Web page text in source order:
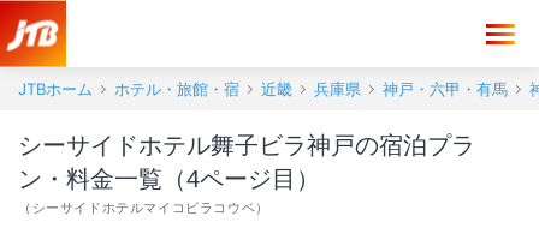
JTBホーム ホテル・旅館・宿 近畿 兵庫県 神戸・六甲・有馬
シーサイドホテル舞子ビラ神戸の宿泊プラ
ン・料金一覧（4ページ目）
（ シーサイドホテルマイコビラコウベ）